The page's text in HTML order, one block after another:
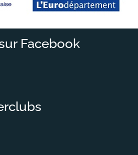
Facebook